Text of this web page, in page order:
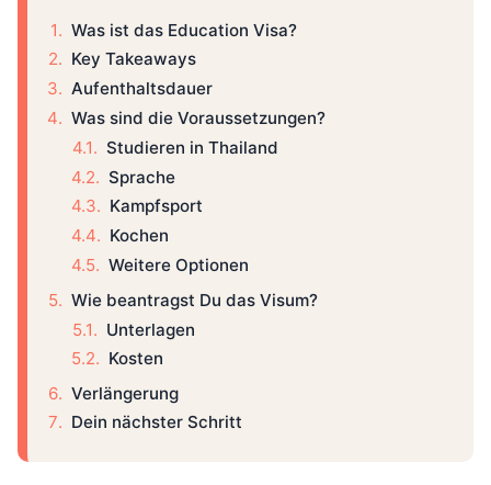
Was ist das Education Visa?
Key Takeaways
Aufenthaltsdauer
Was sind die Voraussetzungen?
Studieren in Thailand
Sprache
Kampfsport
Kochen
Weitere Optionen
Wie beantragst Du das Visum?
Unterlagen
Kosten
Verlängerung
Dein nächster Schritt